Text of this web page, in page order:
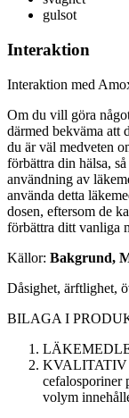
gulsot
Interaktion
Interaktion med
Om du vill göra
därmed bekväma att
du är väl medveten
förbättra din hälsa,
användning av
använda detta
dosen, eftersom de
förbättra ditt vanliga
Källor: Bakgrund,
Dåsighet, ärftlighet,
BILAGA I
cefalosporiner
volym